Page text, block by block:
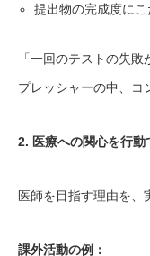
提出物の完成度にこ
「一回のテストの失
プレッシャーの中、コ
2. 医療への関心を行動
医師を目指す理由を、
課外活動の例：